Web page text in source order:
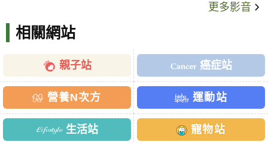
更多影音
相關網站
親子站 癌症站
營養N次方 運動站
生活站 寵物站